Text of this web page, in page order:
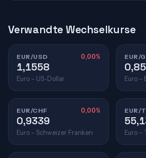
Verwandte Wechselkurse
EUR/USD 0,00%
1,1558
Euro – US-Dollar
EUR/
Euro –
EUR/CHF 0,00%
0,9339
Euro – Schweizer Franken
EUR/
Euro –